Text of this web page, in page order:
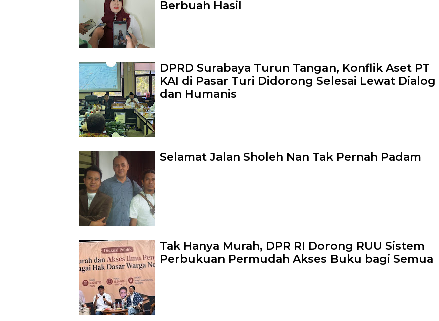
Berbuah Hasil
DPRD Surabaya Turun Tangan, Konflik Aset PT
KAI di Pasar Turi Didorong Selesai Lewat Dialog
dan Humanis
Selamat Jalan Sholeh Nan Tak Pernah Padam
Tak Hanya Murah, DPR RI Dorong RUU Sistem
Perbukuan Permudah Akses Buku bagi Semua